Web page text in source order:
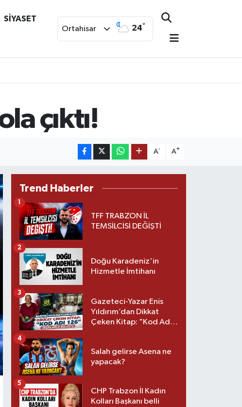
SİYASET
Ortahisar 24°
çıktı!
A- A+
Trend Haberler
TFF TRABZON İL
TEMSİLCİSİ DEĞİŞTİ
1
Doğu Karadeniz'in
Hizmetle İmtihanı
2
Gazeteci-Yazar Enis
Yıldırım’dan Dikkat
Çeken Kitap: "Kod Adı
3
Salah gelirse Asena ne
yapacak?
4
CHP Trabzon İl Kadın
Kolları Başkanı belli
5